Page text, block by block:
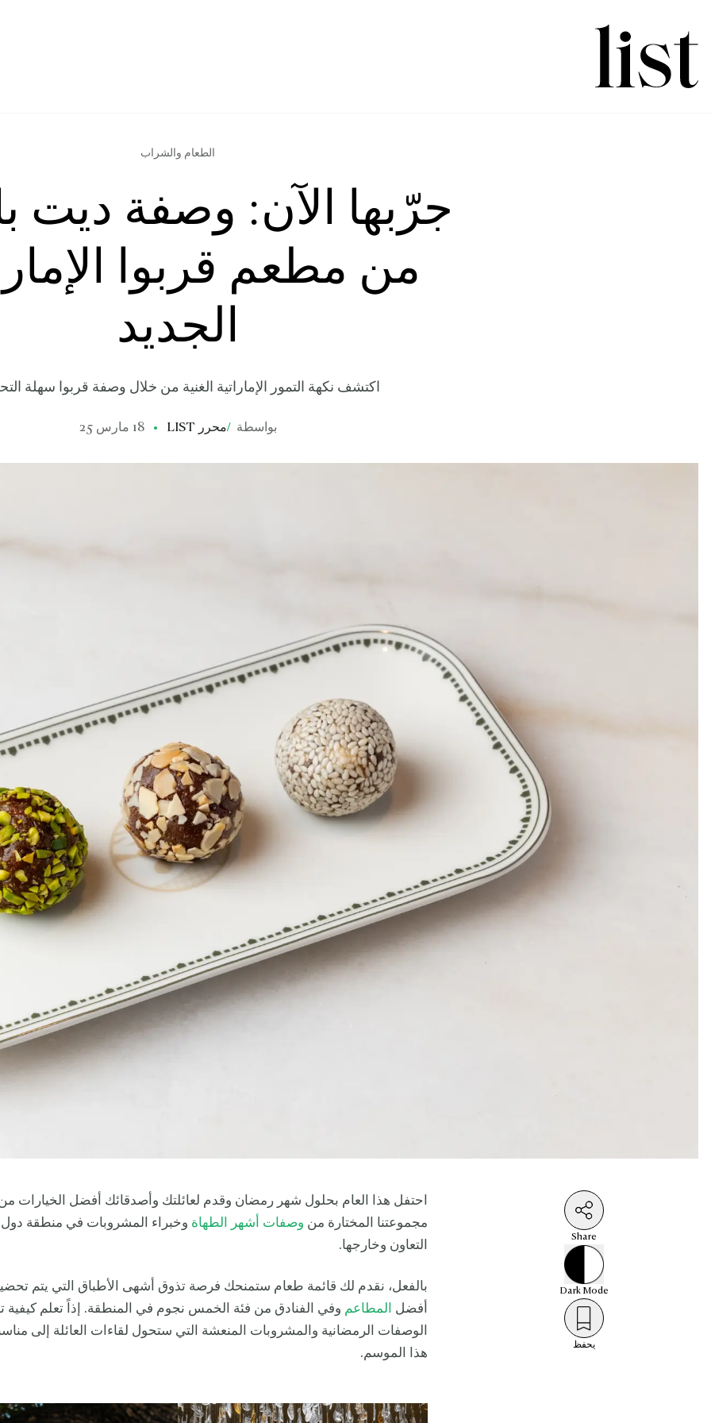
الطعام والشراب
جرّبها الآن: وصفة ديت
من مطعم قربوا
الجديد
اكتشف نكهة التمور الإماراتية الغنية من خلال وصفة قربوا سهلة
بواسطة /محرر LIST 18 مارس 25
Share
DarkMode
يحفظ
احتفل هذا العام بحلول شهر رمضان وقدم لعائلتك وأصدقائك أفضل الخيارات
مجموعتنا المختارة من وصفات أشهر الطهاة وخبراء المشروبات في منطقة
التعاون وخارجها.
بالفعل، نقدم لك قائمة طعام ستمنحك فرصة تذوق أشهى الأطباق التي يتم
أفضل
المطاعم وفي الفنادق من فئة الخمس نجوم في المنطقة. إذاً تعلم كيفية
الوصفات الرمضانية والمشروبات المنعشة التي ستحول لقاءات العائلة إلى
هذا الموسم.